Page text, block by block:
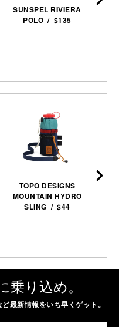
SUNSPEL RIVIERA
POLO / $135
TOPO DESIGNS
MOUNTAIN HYDRO
SLING / $44
乗り込め。
最新情報をいち早くゲット。